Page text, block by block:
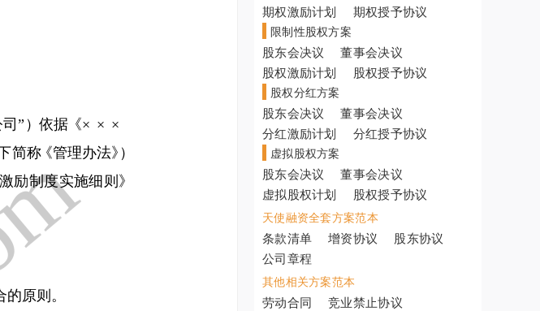
期权激励计划
期权授予协议
限制性股权方案
股东会决议
董事会决议
股权激励计划
股权授予协议
股权分红方案
股东会决议
董事会决议
分红激励计划
分红授予协议
虚拟股权方案
股东会决议
董事会决议
虚拟股权计划
股权授予协议
天使融资全套方案范本
条款清单 增资协议
股东协议
公司章程
其他相关方案范本
劳动合同
竞业禁止协议